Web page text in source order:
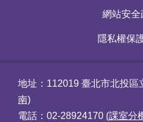
網站安全
隱私權保
地址：112019 臺北市北投區
南)
電話：02-28924170 (課室分